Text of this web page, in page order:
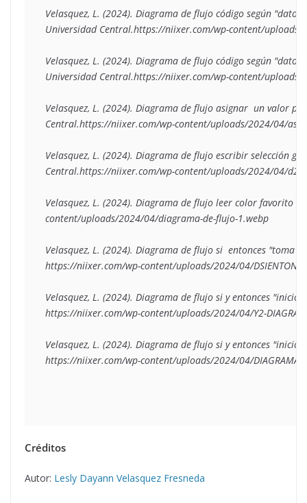
Velasquez, L. (2024). Diagrama de flujo código según
Universidad Central.https://niixer.com/wp-content/uploads/
Velasquez, L. (2024). Diagrama de flujo código según
Universidad Central.https://niixer.com/wp-content/uploads/
Velasquez, L. (2024). Diagrama de flujo asignar  un valor
Central.https://niixer.com/wp-content/uploads/2024/04/
Velasquez, L. (2024). Diagrama de flujo escribir selección
Central.https://niixer.com/wp-content/uploads/2024/04/
Velasquez, L. (2024). Diagrama de flujo leer color favorito
content/uploads/2024/04/diagrama-de-flujo-1.webp
Velasquez, L. (2024). Diagrama de flujo si  entonces "toma
https://niixer.com/wp-content/uploads/2024/04/
Velasquez, L. (2024). Diagrama de flujo si y entonces
https://niixer.com/wp-content/uploads/2024/04/Y2-
Velasquez, L. (2024). Diagrama de flujo si y entonces
https://niixer.com/wp-content/uploads/2024/04/DIAGRAMA-
Créditos
Autor: Lesly Dayann Velasquez Fresneda